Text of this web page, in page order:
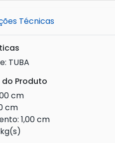
Técnicas
TUBA
do Produto
cm
cm
1,00 cm